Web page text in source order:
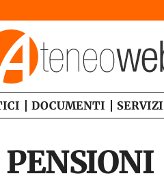
DOCUMENTI SERVIZI
PENSIONI